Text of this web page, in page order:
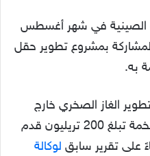
الصينية في شهر أغسطس
في المشاركة بمشروع تطوير حقل
به.
الغاز الصخري خارج
الولايات المتحدة. باحتياطات ضخمة تبلغ 200 تريليون قدم
على تقرير سابق لوكالة